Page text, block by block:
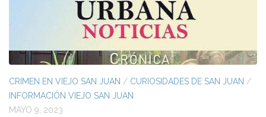
CRIMEN EN VIEJO SAN JUAN / CURIOSIDADES DE SAN JUAN /
INFORMACIÓN VIEJO SAN JUAN
MAYO 9, 2023